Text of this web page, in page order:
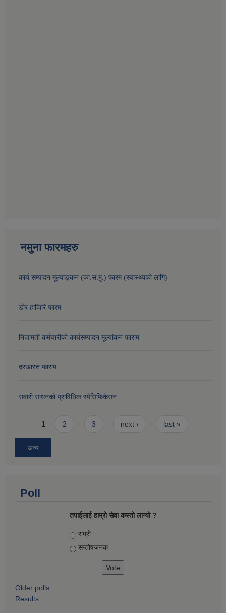
नमुना फारमहरु
कार्य सम्पादन मूल्याङ्कन (का.स.मु.) फारम (स्वास्थ्यको लागि)
डोर हाजिरि फारम
निजामती कर्मचारीको कार्यसम्पादन मूल्यांकन फाराम
दरखास्त फाराम
सवारी साधनको प्राविधिक स्पेसिफिकेसन
Pages
1 2 3 next › last »
अन्य
Poll
तपाईलाई हाम्रो सेवा कस्तो लाग्यो ?
Choices
राम्रो
सन्तोषज‍नक
Older polls
Results